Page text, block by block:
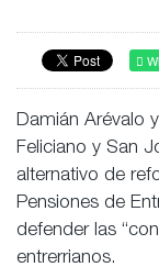
Damián Arévalo
Feliciano y San
alternativo de
Pensiones de
defender las
entrerrianos.